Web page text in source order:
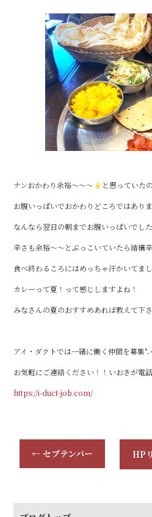
ナンおかわり余裕～～～
と思っていた
お腹いっぱいでおかわりどころではありま
なんなら翌日の朝までお腹いっぱいでした
辛さも余裕～～とぶっこいていたら結構
食べ終わるころにはめっちゃ汗かいてま
カレーって夏！って感じしますよね！
みなさんの夏のおすすめあれば教えて下
アイ・ダクトでは一緒に働く仲間を募集
お気軽にご連絡ください！！いおきが電
https://i-duct-job.com/
← セプテンバー HP